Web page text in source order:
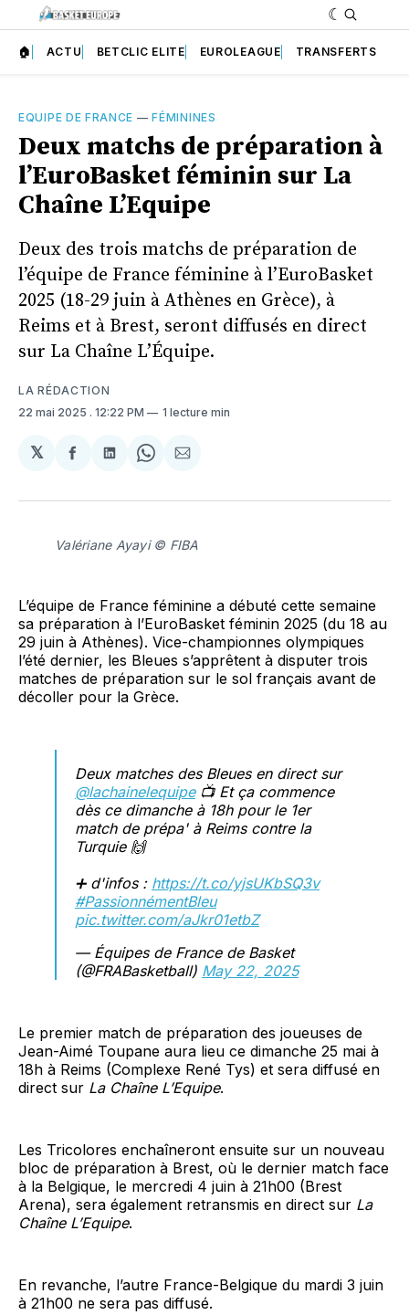
🏠 ACTU BETCLIC ELITE EUROLEAGUE TRANSFERTS
EQUIPE DE FRANCE —FÉMININES
Deux matchs de préparation à
l’EuroBasket féminin sur La
Chaîne L’Equipe
Deux des trois matchs de préparation de
l’équipe de France féminine à l’EuroBasket
2025 (18-29 juin à Athènes en Grèce), à
Reims et à Brest, seront diffusés en direct
sur La Chaîne L’Équipe.
LA RÉDACTION
22 mai 2025 . 12:22 PM 1 lecture min
𝕏
Partager
Facebook
Partager
LinkedIn
Share
WhatsApp
Partager
Courriel
Valériane Ayayi © FIBA
L’équipe de France féminine a débuté cette semaine
sa préparation à l’EuroBasket féminin 2025 (du 18 au
29 juin à Athènes). Vice-championnes olympiques
l’été dernier, les Bleues s’apprêtent à disputer trois
matches de préparation sur le sol français avant de
décoller pour la Grèce.
Deux matches des Bleues en direct sur
@lachainelequipe📺 Et ça commence
dès ce dimanche à 18h pour le 1er
match de prépa' à Reims contre la
Turquie 🙌
➕ d'infos : https://t.co/yjsUKbSQ3v
#PassionnémentBleu
pic.twitter.com/aJkr01etbZ
— Équipes de France de Basket
(@FRABasketball) May 22, 2025
Le premier match de préparation des joueuses de
Jean-Aimé Toupane aura lieu ce dimanche 25 mai à
18h à Reims (Complexe René Tys) et sera diffusé en
direct sur La Chaîne L’Equipe.
Les Tricolores enchaîneront ensuite sur un nouveau
bloc de préparation à Brest, où le dernier match face
à la Belgique, le mercredi 4 juin à 21h00 (Brest
Arena), sera également retransmis en direct sur La
Chaîne L’Equipe.
En revanche, l’autre France-Belgique du mardi 3 juin
à 21h00 ne sera pas diffusé.